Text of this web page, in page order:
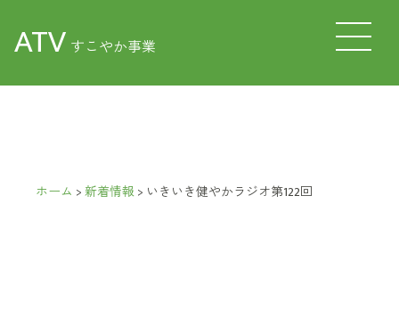
ATV すこやか事業
ホーム >新着情報> いきいき健やかラジオ第122回